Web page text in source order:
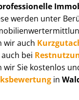
werden unter
wir auch
bei
Sie kostenlos
in